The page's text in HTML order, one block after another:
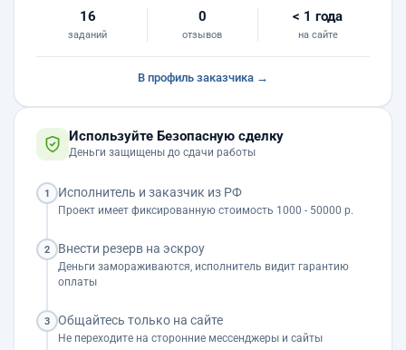
16
заданий
0
отзывов
< 1 года
на сайте
В профиль заказчика →
Используйте Безопасную сделку
Деньги защищены до сдачи работы
1 Исполнитель и заказчик из РФ
Проект имеет фиксированную стоимость 1000 - 50000 р.
2 Внести резерв на эскроу
Деньги замораживаются, исполнитель видит гарантию
оплаты
3 Общайтесь только на сайте
Не переходите на сторонние мессенджеры и сайты